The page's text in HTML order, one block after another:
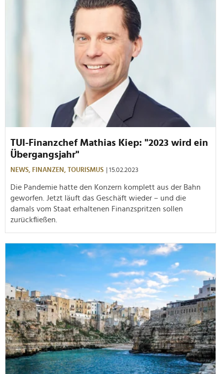
TUI-Finanzchef Mathias Kiep: "2023 wird ein
Übergangsjahr"
NEWS, FINANZEN, TOURISMUS | 15.02.2023
Die Pandemie hatte den Konzern komplett aus der Bahn
geworfen. Jetzt läuft das Geschäft wieder – und die
damals vom Staat erhaltenen Finanzspritzen sollen
zurückfließen.